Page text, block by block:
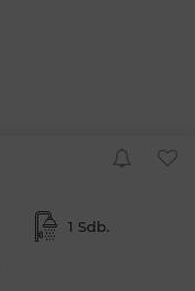
1 Sdb.